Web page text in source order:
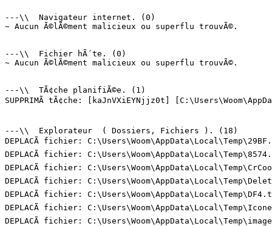
---\\  Navigateur internet. (0)
~ Aucun Ã©lÃ©ment malicieux ou superflu trouvÃ©.
---\\  Fichier hÃ´te. (0)
~ Aucun Ã©lÃ©ment malicieux ou superflu trouvÃ©.
---\\  TÃ¢che planifiÃ©e. (1)
SUPPRIMÃ tÃ¢che: [kaJnVXiEYNjjz0t]
---\\  Explorateur  ( Dossiers, Fichiers ). (18)
DEPLACÃ fichier:
DEPLACÃ fichier:
DEPLACÃ fichier:
DEPLACÃ fichier:
DEPLACÃ fichier:
DEPLACÃ fichier:
DEPLACÃ fichier: